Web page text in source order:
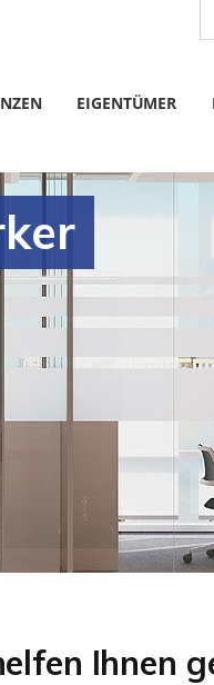
EIGENTÜMER
Ihnen